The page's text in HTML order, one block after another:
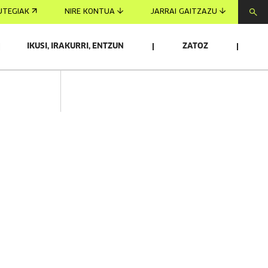
NIRE KONTUA JARRAI GAITZAZU
IKUSI, IRAKURRI, ENTZUN ZATOZ